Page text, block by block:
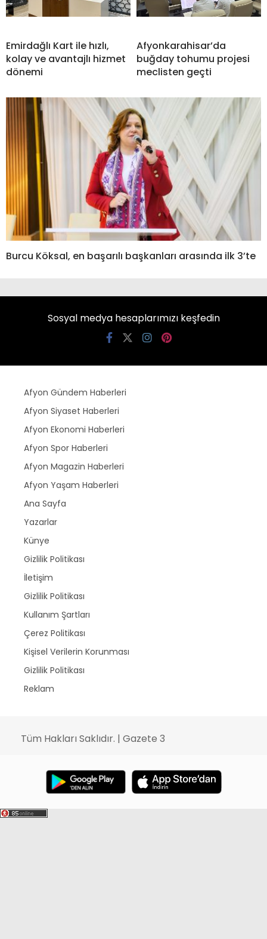
Emirdağlı Kart ile hızlı,
kolay ve avantajlı hizmet
dönemi
Afyonkarahisar’da
buğday tohumu projesi
meclisten geçti
Burcu Köksal, en başarılı başkanları arasında ilk 3’te
Sosyal medya hesaplarımızı keşfedin
Afyon Gündem Haberleri
Afyon Siyaset Haberleri
Afyon Ekonomi Haberleri
Afyon Spor Haberleri
Afyon Magazin Haberleri
Afyon Yaşam Haberleri
Ana Sayfa
Yazarlar
Künye
Gizlilik Politikası
İletişim
Gizlilik Politikası
Kullanım Şartları
Çerez Politikası
Kişisel Verilerin Korunması
Gizlilik Politikası
Reklam
Tüm Hakları Saklıdır. | Gazete 3